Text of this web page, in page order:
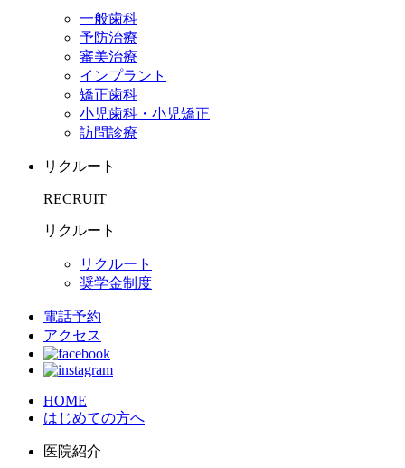
一般歯科
予防治療
審美治療
インプラント
矯正歯科
小児歯科・小児矯正
訪問診療
リクルート
RECRUIT
リクルート
リクルート
奨学金制度
電話予約
アクセス
HOME
はじめての方へ
医院紹介